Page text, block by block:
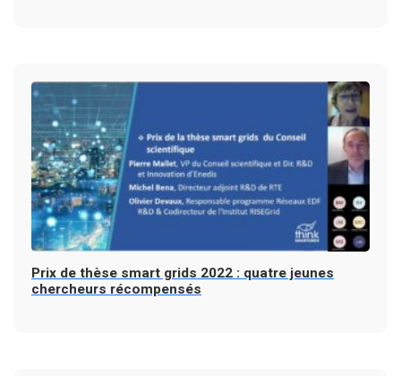
Prix de thèse smart grids 2022 : quatre jeunes
chercheurs récompensés